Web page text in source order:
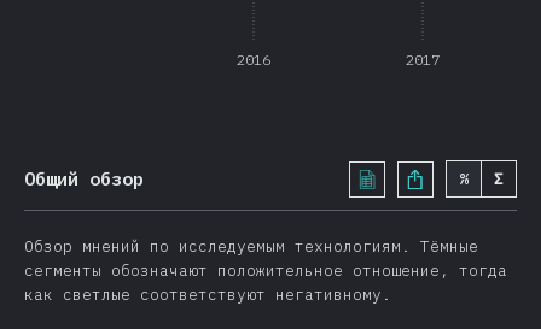
PureScript
Другие разновидности
Angular
Preact
Ember
2016 2017
Общий обзор % Σ
Обзор мнений по исследуемым технологиям. Тёмные
сегменты обозначают положительное отношение, тогда
как светлые соответствуют негативному.